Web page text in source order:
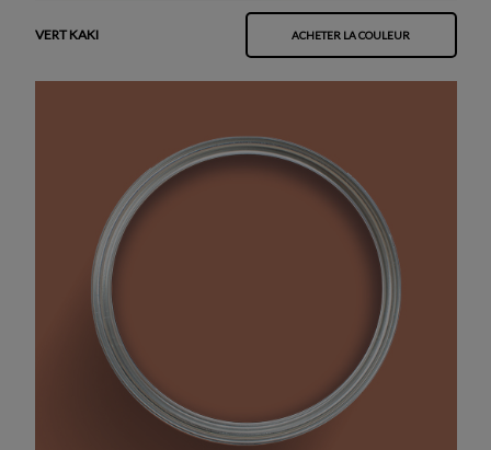
VERT KAKI ACHETER LA COULEUR